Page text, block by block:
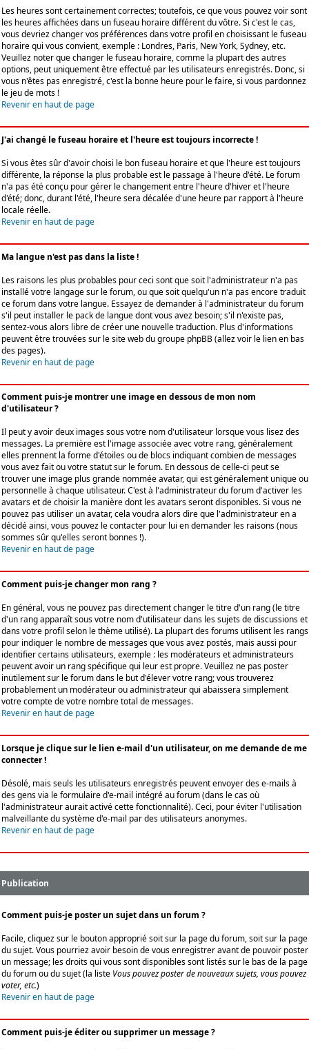
Les heures sont certainement correctes; toutefois, ce que vous pouvez voir sont
les heures affichées dans un fuseau horaire différent du vôtre. Si c'est le cas,
vous devriez changer vos préférences dans votre profil en choisissant le fuseau
horaire qui vous convient, exemple : Londres, Paris, New York, Sydney, etc.
Veuillez noter que changer le fuseau horaire, comme la plupart des autres
options, peut uniquement être effectué par les utilisateurs enregistrés. Donc, si
vous n'êtes pas enregistré, c'est la bonne heure pour le faire, si vous pardonnez
le jeu de mots !
Revenir en haut de page
J'ai changé le fuseau horaire et l'heure est toujours incorrecte !
Si vous êtes sûr d'avoir choisi le bon fuseau horaire et que l'heure est toujours
différente, la réponse la plus probable est le passage à l'heure d'été. Le forum
n'a pas été conçu pour gérer le changement entre l'heure d'hiver et l'heure
d'été; donc, durant l'été, l'heure sera décalée d'une heure par rapport à l'heure
locale réelle.
Revenir en haut de page
Ma langue n'est pas dans la liste !
Les raisons les plus probables pour ceci sont que soit l'administrateur n'a pas
installé votre langage sur le forum, ou que soit quelqu'un n'a pas encore traduit
ce forum dans votre langue. Essayez de demander à l'administrateur du forum
s'il peut installer le pack de langue dont vous avez besoin; s'il n'existe pas,
sentez-vous alors libre de créer une nouvelle traduction. Plus d'informations
peuvent être trouvées sur le site web du groupe phpBB (allez voir le lien en bas
des pages).
Revenir en haut de page
Comment puis-je montrer une image en dessous de mon nom
d'utilisateur ?
Il peut y avoir deux images sous votre nom d'utilisateur lorsque vous lisez des
messages. La première est l'image associée avec votre rang, généralement
elles prennent la forme d'étoiles ou de blocs indiquant combien de messages
vous avez fait ou votre statut sur le forum. En dessous de celle-ci peut se
trouver une image plus grande nommée avatar, qui est généralement unique ou
personnelle à chaque utilisateur. C'est à l'administrateur du forum d'activer les
avatars et de choisir la manière dont les avatars seront disponibles. Si vous ne
pouvez pas utiliser un avatar, cela voudra alors dire que l'administrateur en a
décidé ainsi, vous pouvez le contacter pour lui en demander les raisons (nous
sommes sûr qu'elles seront bonnes !).
Revenir en haut de page
Comment puis-je changer mon rang ?
En général, vous ne pouvez pas directement changer le titre d'un rang (le titre
d'un rang apparaît sous votre nom d'utilisateur dans les sujets de discussions et
dans votre profil selon le thème utilisé). La plupart des forums utilisent les rangs
pour indiquer le nombre de messages que vous avez postés, mais aussi pour
identifier certains utilisateurs, exemple : les modérateurs et administrateurs
peuvent avoir un rang spécifique qui leur est propre. Veuillez ne pas poster
inutilement sur le forum dans le but d'élever votre rang; vous trouverez
probablement un modérateur ou administrateur qui abaissera simplement
votre compte de votre nombre total de messages.
Revenir en haut de page
Lorsque je clique sur le lien e-mail d'un utilisateur, on me demande de me
connecter !
Désolé, mais seuls les utilisateurs enregistrés peuvent envoyer des e-mails à
des gens via le formulaire d'e-mail intégré au forum (dans le cas où
l'administrateur aurait activé cette fonctionnalité). Ceci, pour éviter l'utilisation
malveillante du système d'e-mail par des utilisateurs anonymes.
Revenir en haut de page
Publication
Comment puis-je poster un sujet dans un forum ?
Facile, cliquez sur le bouton approprié soit sur la page du forum, soit sur la page
du sujet. Vous pourriez avoir besoin de vous enregistrer avant de pouvoir poster
un message; les droits qui vous sont disponibles sont listés sur le bas de la page
du forum ou du sujet (la liste Vous pouvez poster de nouveaux sujets, vous pouvez
voter, etc.)
Revenir en haut de page
Comment puis-je éditer ou supprimer un message ?